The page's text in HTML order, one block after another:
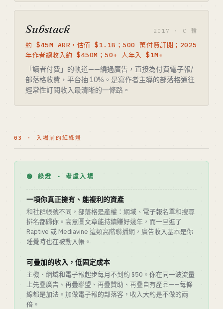
Substack 2017 · C 輪
約 $45M ARR，估值 $1.1B；500 萬付費訂閱；2025
年作者總收入約 $450M；50+ 人年入 $1M+
「讀者付費」的軌道——繞過廣告，直接為付費電子報/
部落格收費，平台抽 10%。是寫作者主導的部落格通往
經常性訂閱收入最清晰的一條路。
03 · 入場前的紅綠燈
🟢 綠燈 · 考慮入場
一項你真正擁有、能複利的資產
和社群帳號不同，部落格是產權：網域、電子報名單和搜尋
排名都歸你。高意圖文章能持續賺好幾年，而一旦進了
Raptive 或 Mediavine 這類高階聯播網，廣告收入基本是你
睡覺時也在被動入帳。
可疊加的收入，低固定成本
主機、網域和電子報起步每月不到約 $50。你在同一波流量
上先疊廣告、再疊聯盟、再疊贊助、再疊自有產品——每條
線都是加法。加做電子報的部落客，收入大約是不做的兩
倍。